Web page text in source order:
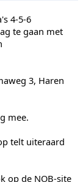
4-5-6
te gaan met
3, Haren
mee.
telt uiteraard
op de NOB-site